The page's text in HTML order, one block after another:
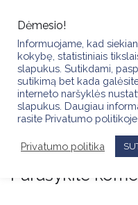
content
IMG_1971
Parašykite
Dėmesio!
Informuojame, kad
kokybę, statistiniais
slapukus. Sutikdami,
sutikimą bet kada
interneto naršyklės
slapukus. Daugiau
rasite Privatumo politikoje .
Privatumo politika